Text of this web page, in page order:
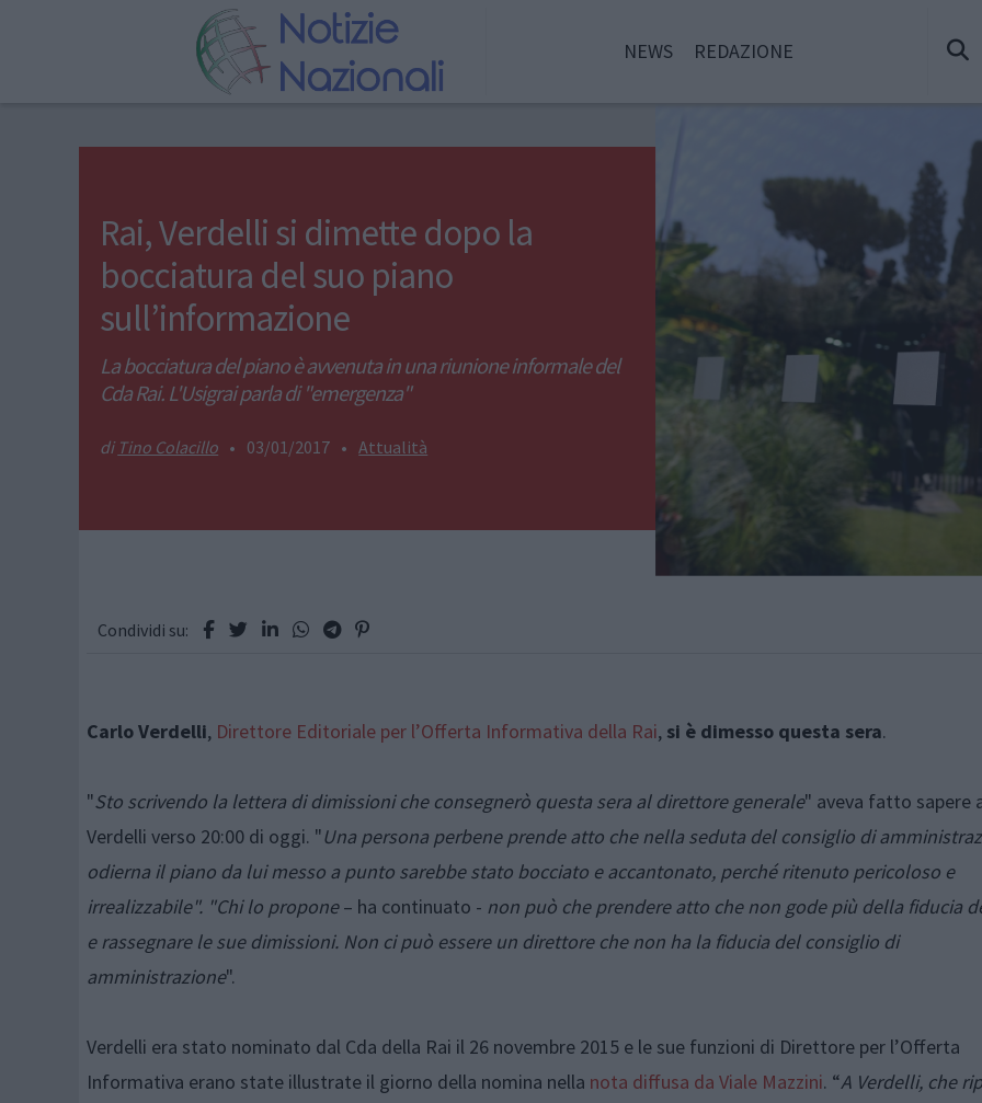
NEWS REDAZIONE
Rai, Verdelli si dimette dopo la
bocciatura del suo piano
sull’informazione
La bocciatura del piano è avvenuta in una riunione informale del
Cda Rai. L'Usigrai parla di "emergenza"
Tino Colacillo • 03/01/2017 • Attualità
Condividi su:
Carlo Verdelli, Direttore Editoriale per l’Offerta Informativa della Rai, si è dimesso questa sera.
"Sto scrivendo la lettera di dimissioni che consegnerò questa sera al direttore generale" aveva fatto sapere
Verdelli verso 20:00 di oggi. "Una persona perbene prende atto che nella seduta del consiglio di
odierna il piano da lui messo a punto sarebbe stato bocciato e accantonato, perché ritenuto pericoloso e
irrealizzabile". "Chi lo propone– ha continuato - non può che prendere atto che non gode più della fiducia
e rassegnare le sue dimissioni. Non ci può essere un direttore che non ha la fiducia del consiglio di
amministrazione".
Verdelli era stato nominato dal Cda della Rai il 26 novembre 2015 e le sue funzioni di Direttore per l’Offerta
Informativa erano state illustrate il giorno della nomina nella nota diffusa da Viale Mazzini. “A Verdelli, che